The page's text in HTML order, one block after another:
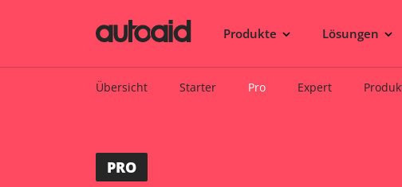
Produkte Lösungen
Übersicht Starter Pro Expert
PRO